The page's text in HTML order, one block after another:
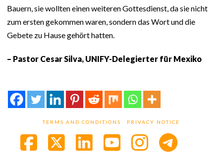
Bauern, sie wollten einen weiteren Gottesdienst, da sie nicht
zum ersten gekommen waren, sondern das Wort und die
Gebete zu Hause gehört hatten.
– Pastor Cesar Silva, UNIFY-Delegierter für Mexiko
TERMS AND CONDITIONS PRIVACY NOTICE